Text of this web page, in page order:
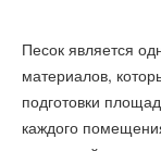
Песок является
материалов,
подготовки
каждого